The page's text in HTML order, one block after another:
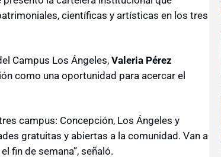
científicas y artísticas en los tres
Campus Los Ángeles, Valeria Pérez
como una oportunidad para acercar el
campus: Concepción, Los Ángeles y
gratuitas y abiertas a la comunidad. Van a
fin de semana”, señaló.